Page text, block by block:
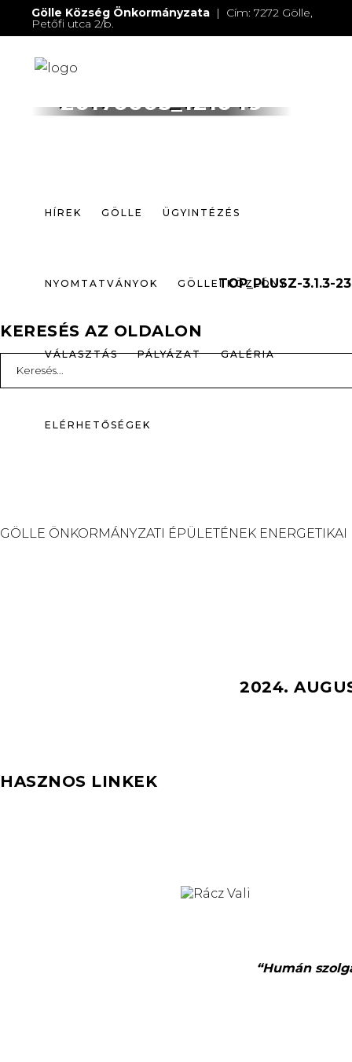
Gölle Község Önkormányzata | Cím: 7272 Gölle,
Petőfi utca 2/b.
HÍREK GÖLLE ÜGYINTÉZÉS
NYOMTATVÁNYOK GÖLLEI KÖZLÖNY
VÁLASZTÁS PÁLYÁZAT GALÉRIA
ELÉRHETŐSÉGEK
20170605_121049
TOP_PLUSZ-
KERESÉS AZ OLDALON
for:
GÖLLE ÖNKORMÁNYZATI ÉPÜLETÉNEK ENERGETIKAI
2024.
HASZNOS LINKEK
“Humán